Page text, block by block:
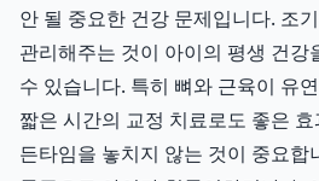
안 될 중요한 건강 문제입니다. 조
관리해주는 것이 아이의 평생 건강
수 있습니다. 특히 뼈와 근육이 유
짧은 시간의 교정 치료로도 좋은
든타임을 놓치지 않는 것이 중요합